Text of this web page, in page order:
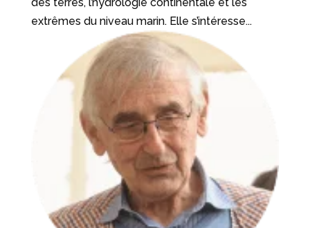
extrêmes du niveau marin. Elle s’intéresse...